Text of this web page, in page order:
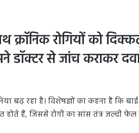
क्रॉनिक रोगियों को
डॉक्टर से जांच कराकर
बढ़ रहा है। विशेषज्ञों का कहना है कि
हैं, जिससे रोगी का सांस तंत्र जल्दी फेल